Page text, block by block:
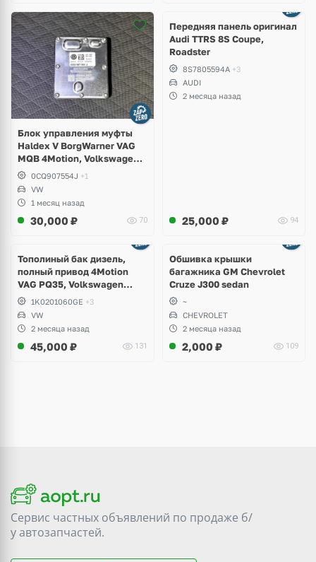
Блок управления муфты
Haldex V BorgWarner VAG
MQB 4Motion, Volkswagen
Tiguan
0CQ907554J +1
VW
1 месяц назад
30,000 ₽ 70
2 фото
Передняя панель оригинал
Audi TTRS 8S Coupe,
Roadster
8S7805594A +3
AUDI
2 месяца назад
25,000 ₽ 94
Тополиный бак дизель,
полный привод 4Motion
VAG PQ35, Volkswagen
Scirocco, Golf V, VI, Skoda
Yeti, Octavia A5, Superb,
Audi A3, Seat Altea
1K0201060GE +3
VW
2 месяца назад
45,000 ₽ 131
Обшивка крышки
багажника GM Chevrolet
Cruze J300 sedan
~
CHEVROLET
2 месяца назад
2,000 ₽ 109
Сервис частных объявлений по продаже б/
уавтозапчастей.